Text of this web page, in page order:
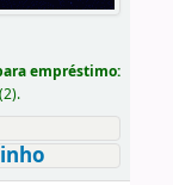
empréstimo:
(2).